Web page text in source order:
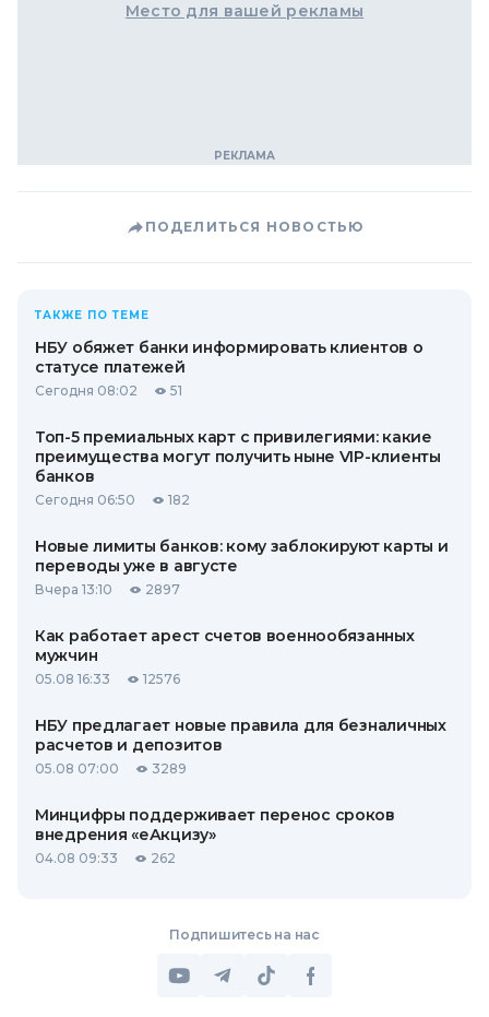
Место для вашей рекламы
ПОДЕЛИТЬСЯ НОВОСТЬЮ
ТАКЖЕ ПО ТЕМЕ
НБУ обяжет банки информировать клиентов о
статусе платежей
Сегодня 08:02 51
Топ-5 премиальных карт с привилегиями: какие
преимущества могут получить ныне VIP-клиенты
банков
Сегодня 06:50 182
Новые лимиты банков: кому заблокируют карты и
переводы уже в августе
Вчера 13:10 2897
Как работает арест счетов военнообязанных
мужчин
05.08 16:33 12576
НБУ предлагает новые правила для безналичных
расчетов и депозитов
05.08 07:00 3289
Минцифры поддерживает перенос сроков
внедрения «еАкцизу»
04.08 09:33 262
Подпишитесь на нас